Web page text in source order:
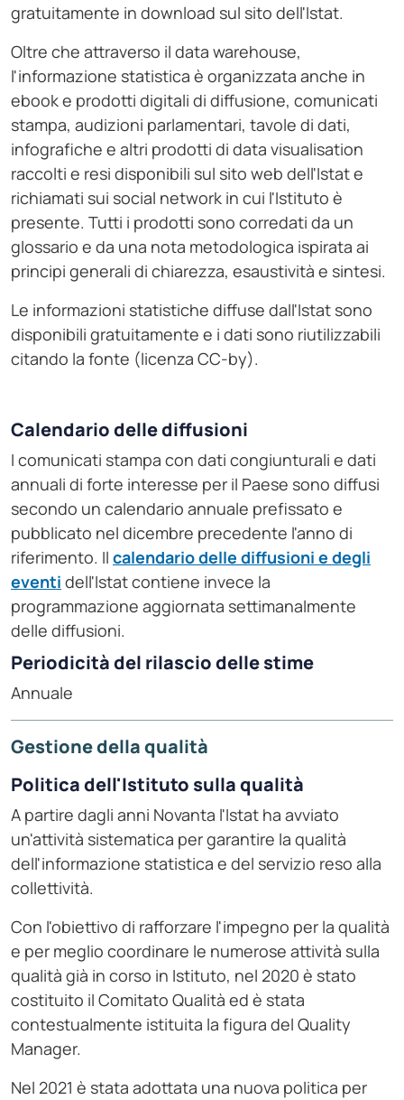
gratuitamente in download sul sito dell'Istat.
Oltre che attraverso il data warehouse,
l'informazione statistica è organizzata anche in
ebook e prodotti digitali di diffusione, comunicati
stampa, audizioni parlamentari, tavole di dati,
infografiche e altri prodotti di data visualisation
raccolti e resi disponibili sul sito web dell'Istat e
richiamati sui social network in cui l'Istituto è
presente. Tutti i prodotti sono corredati da un
glossario e da una nota metodologica ispirata ai
principi generali di chiarezza, esaustività e sintesi.
Le informazioni statistiche diffuse dall'Istat sono
disponibili gratuitamente e i dati sono riutilizzabili
citando la fonte (licenza CC-by).
Calendario delle diffusioni
I comunicati stampa con dati congiunturali e dati
annuali di forte interesse per il Paese sono diffusi
secondo un calendario annuale prefissato e
pubblicato nel dicembre precedente l'anno di
riferimento. Il calendario delle diffusioni e degli
eventi dell'Istat contiene invece la
programmazione aggiornata settimanalmente
delle diffusioni.
Periodicità del rilascio delle stime
Annuale
Gestione della qualità
Politica dell'Istituto sulla qualità
A partire dagli anni Novanta l'Istat ha avviato
un'attività sistematica per garantire la qualità
dell'informazione statistica e del servizio reso alla
collettività.
Con l'obiettivo di rafforzare l'impegno per la qualità
e per meglio coordinare le numerose attività sulla
qualità già in corso in Istituto, nel 2020 è stato
costituito il Comitato Qualità ed è stata
contestualmente istituita la figura del Quality
Manager.
Nel 2021 è stata adottata una nuova politica per